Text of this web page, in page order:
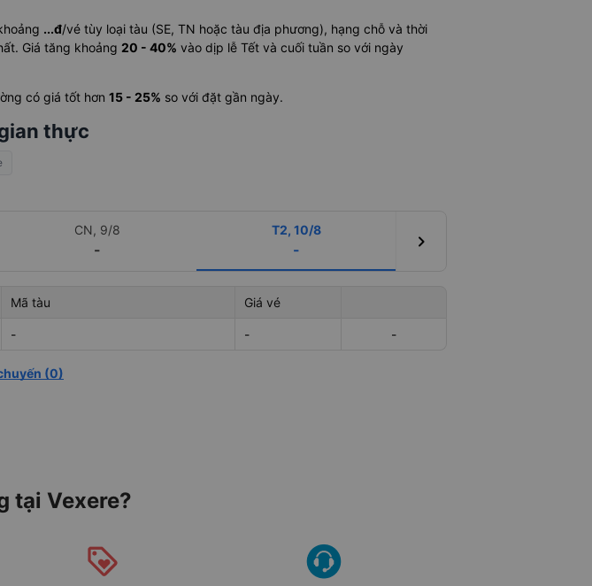
...đ/vé tùy loại tàu (SE, TN hoặc tàu địa phương), hạng chỗ và thời
Giá tăng khoảng 20 - 40% vào dịp lễ Tết và cuối tuần so với ngày
có giá tốt hơn 15 - 25% so với đặt gần ngày.
thực
CN, 9/8
-
T2, 10/8
- chevron_right
Mã tàu Giá vé
- - -
(0)
tại Vexere?